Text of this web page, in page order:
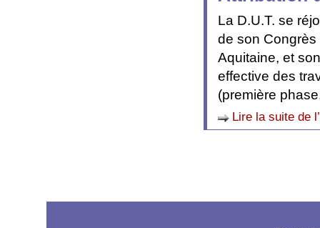
La D.U.T. se
de son Congrès
Aquitaine, et
effective des
(première
Lire la suite de